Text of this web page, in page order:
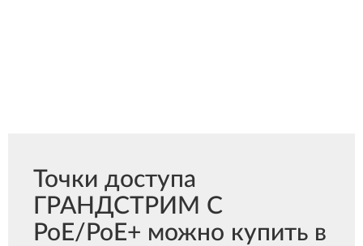
Точки доступа
ГРАНДСТРИМ С
PoE/PoE+ можно купить в